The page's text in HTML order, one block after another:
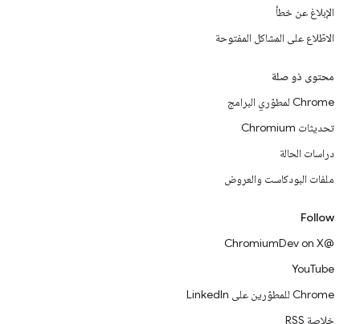
الإبلاغ عن خطأ
الاطّلاع على المشاكل المفتوحة
محتوى ذو صلة
Chrome لمطوّري البرامج
تحديثات Chromium
دراسات الحالة
ملفات البودكاست والعروض
Follow
@ChromiumDev on X
YouTube
Chrome للمطوّرين على LinkedIn
خلاصة RSS